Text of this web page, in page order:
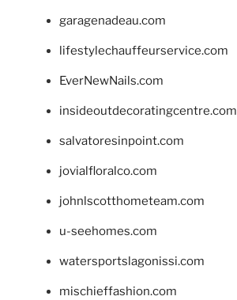
garagenadeau.com
lifestylechauffeurservice.com
EverNewNails.com
insideoutdecoratingcentre.com
salvatoresinpoint.com
jovialfloralco.com
johnlscotthometeam.com
u-seehomes.com
watersportslagonissi.com
mischieffashion.com